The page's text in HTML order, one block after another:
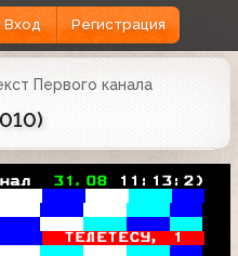
Вход Регистрация
Первого канала
31.08
11:13:2)
ТЕЛЕТЕСУ, 1